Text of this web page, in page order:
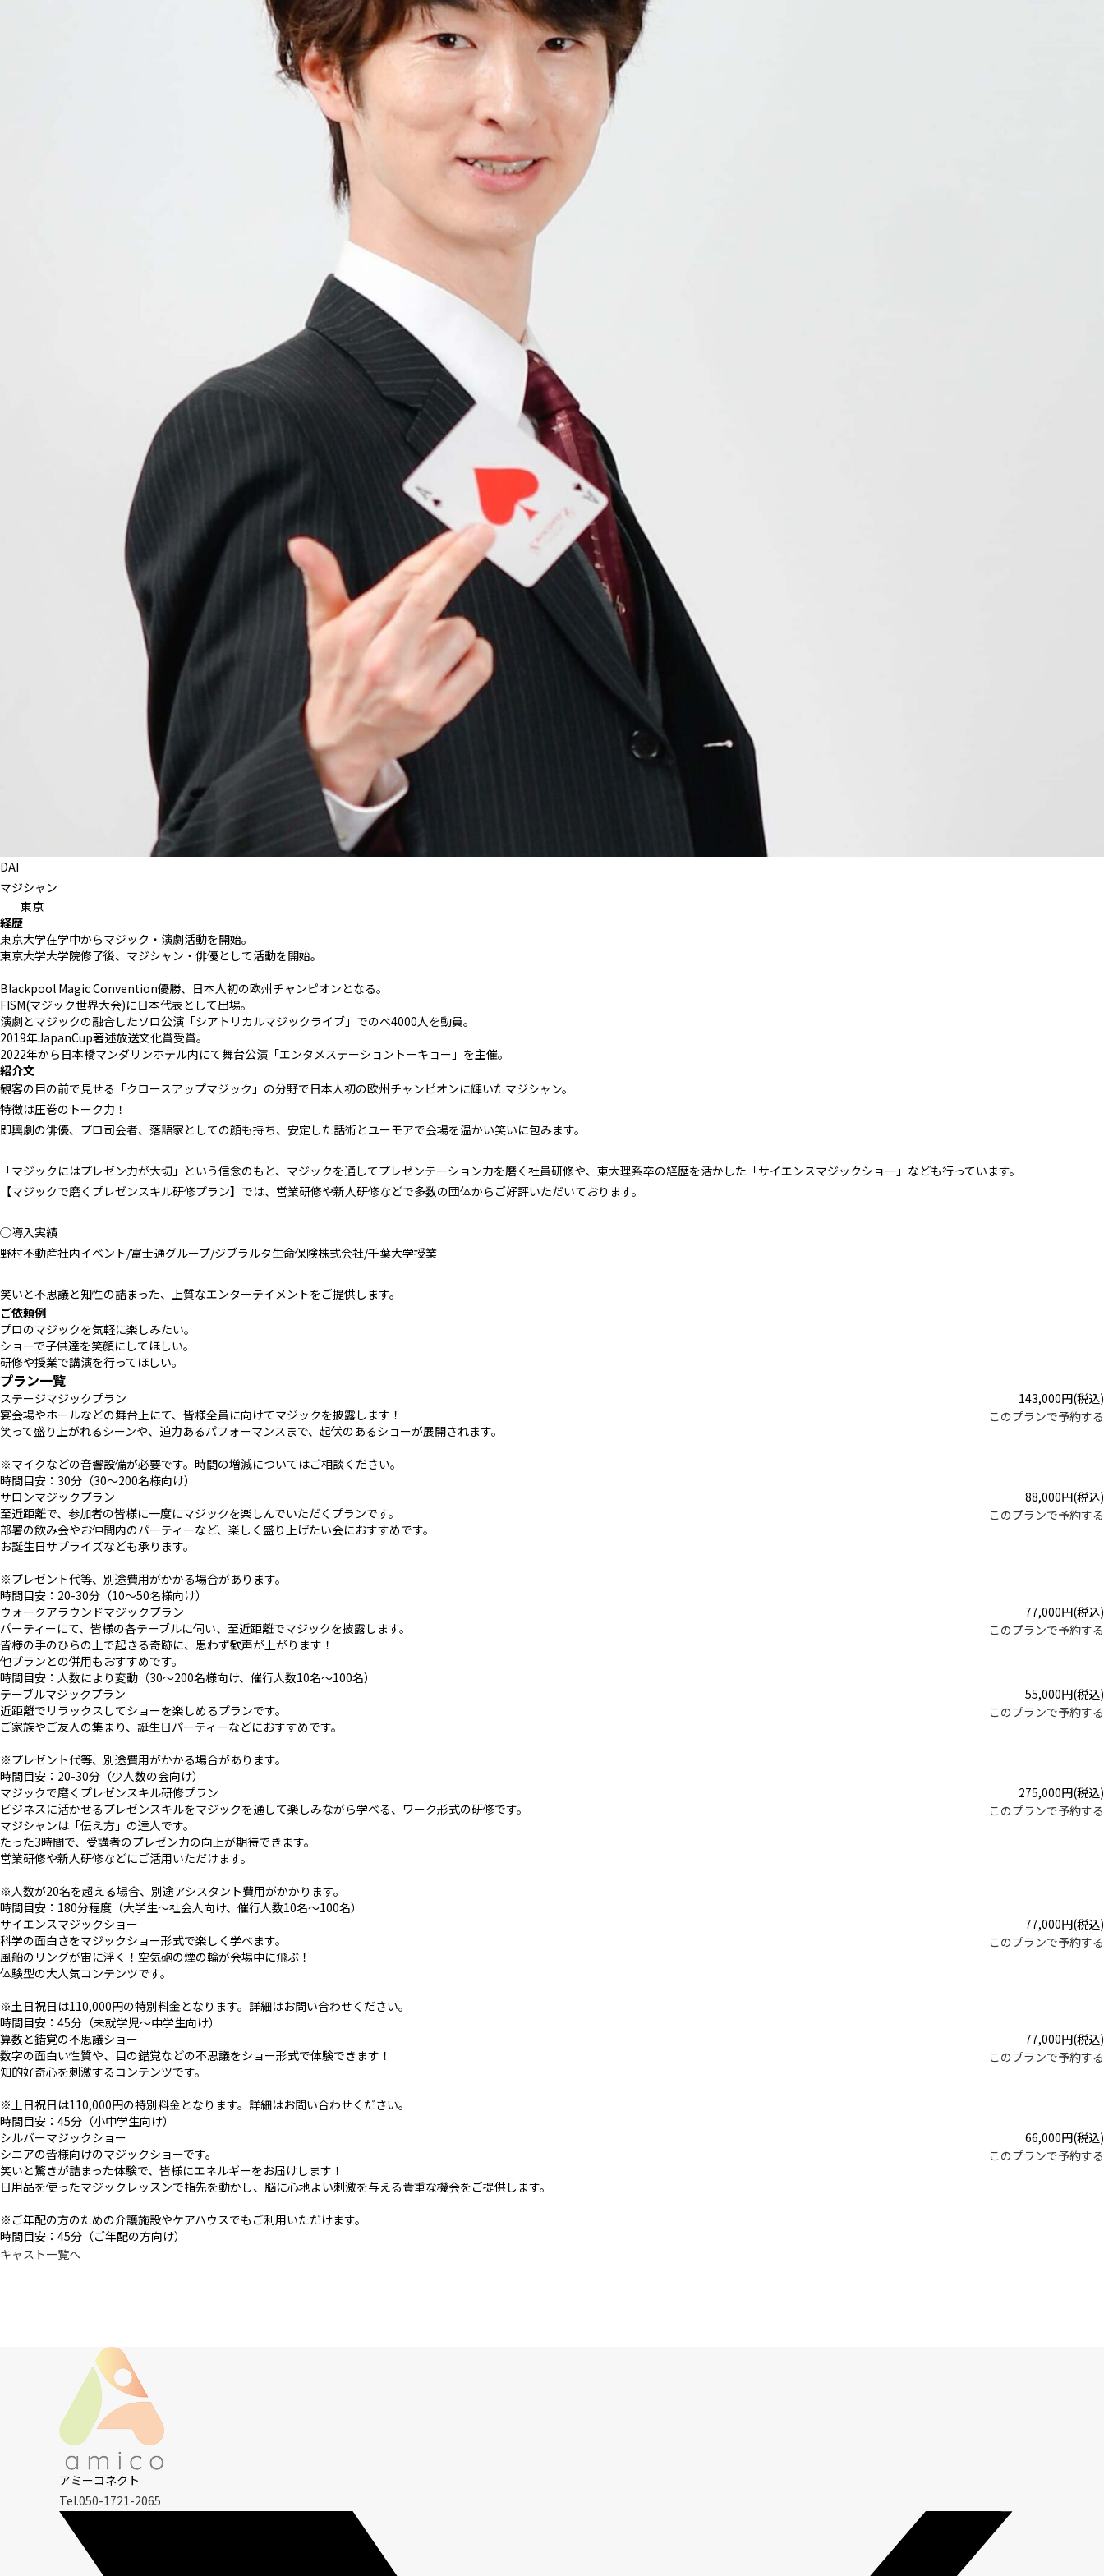
DAI
マジシャン
東京
経歴
東京大学在学中からマジック・演劇活動を開始。
東京大学大学院修了後、マジシャン・俳優として活動を開始。
Blackpool Magic Convention優勝、日本人初の欧州チャンピオンとなる。
FISM(マジック世界大会)に日本代表として出場。
演劇とマジックの融合したソロ公演「シアトリカルマジックライブ」でのべ4000人を動員。
2019年JapanCup著述放送文化賞受賞。
2022年から日本橋マンダリンホテル内にて舞台公演「エンタメステーショントーキョー」を主催。
紹介文
観客の目の前で見せる「クロースアップマジック」の分野で日本人初の欧州チャンピオンに輝いたマジシャン。
特徴は圧巻のトーク力！
即興劇の俳優、プロ司会者、落語家としての顔も持ち、安定した話術とユーモアで会場を温かい笑いに包みます。
「マジックにはプレゼン力が大切」という信念のもと、マジックを通してプレゼンテーション力を磨く社員研修や、東大理系卒の経歴を活かした「サイエンスマジックショー」なども行っています。
【マジックで磨くプレゼンスキル研修プラン】では、営業研修や新人研修などで多数の団体からご好評いただいております。
◯導入実績
野村不動産社内イベント/富士通グループ/ジブラルタ生命保険株式会社/千葉大学授業
笑いと不思議と知性の詰まった、上質なエンターテイメントをご提供します。
ご依頼例
プロのマジックを気軽に楽しみたい。
ショーで子供達を笑顔にしてほしい。
研修や授業で講演を行ってほしい。
プラン一覧
ステージマジックプラン 143,000円(税込)
宴会場やホールなどの舞台上にて、皆様全員に向けてマジックを披露します！
笑って盛り上がれるシーンや、迫力あるパフォーマンスまで、起伏のあるショーが展開されます。
※マイクなどの音響設備が必要です。時間の増減についてはご相談ください。
時間目安：30分（30〜200名様向け）
このプランで予約する
サロンマジックプラン 88,000円(税込)
至近距離で、参加者の皆様に一度にマジックを楽しんでいただくプランです。
部署の飲み会やお仲間内のパーティーなど、楽しく盛り上げたい会におすすめです。
お誕生日サプライズなども承ります。
※プレゼント代等、別途費用がかかる場合があります。
時間目安：20-30分（10〜50名様向け）
このプランで予約する
ウォークアラウンドマジックプラン 77,000円(税込)
パーティーにて、皆様の各テーブルに伺い、至近距離でマジックを披露します。
皆様の手のひらの上で起きる奇跡に、思わず歓声が上がります！
他プランとの併用もおすすめです。
時間目安：人数により変動（30〜200名様向け、催行人数10名〜100名）
このプランで予約する
テーブルマジックプラン 55,000円(税込)
近距離でリラックスしてショーを楽しめるプランです。
ご家族やご友人の集まり、誕生日パーティーなどにおすすめです。
※プレゼント代等、別途費用がかかる場合があります。
時間目安：20-30分（少人数の会向け）
このプランで予約する
マジックで磨くプレゼンスキル研修プラン 275,000円(税込)
ビジネスに活かせるプレゼンスキルをマジックを通して楽しみながら学べる、ワーク形式の研修です。
マジシャンは「伝え方」の達人です。
たった3時間で、受講者のプレゼン力の向上が期待できます。
営業研修や新人研修などにご活用いただけます。
※人数が20名を超える場合、別途アシスタント費用がかかります。
時間目安：180分程度（大学生〜社会人向け、催行人数10名〜100名）
このプランで予約する
サイエンスマジックショー 77,000円(税込)
科学の面白さをマジックショー形式で楽しく学べます。
風船のリングが宙に浮く！空気砲の煙の輪が会場中に飛ぶ！
体験型の大人気コンテンツです。
※土日祝日は110,000円の特別料金となります。詳細はお問い合わせください。
時間目安：45分（未就学児〜中学生向け）
このプランで予約する
算数と錯覚の不思議ショー 77,000円(税込)
数字の面白い性質や、目の錯覚などの不思議をショー形式で体験できます！
知的好奇心を刺激するコンテンツです。
※土日祝日は110,000円の特別料金となります。詳細はお問い合わせください。
時間目安：45分（小中学生向け）
このプランで予約する
シルバーマジックショー 66,000円(税込)
シニアの皆様向けのマジックショーです。
笑いと驚きが詰まった体験で、皆様にエネルギーをお届けします！
日用品を使ったマジックレッスンで指先を動かし、脳に心地よい刺激を与える貴重な機会をご提供します。
※ご年配の方のための介護施設やケアハウスでもご利用いただけます。
時間目安：45分（ご年配の方向け）
このプランで予約する
キャスト一覧へ
アミーコネクト
Tel.050-1721-2065